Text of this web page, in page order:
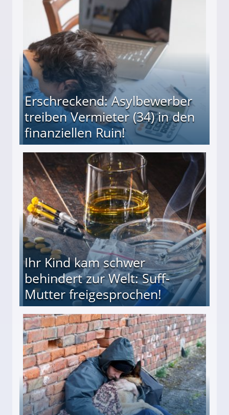
Erschreckend: Asylbewerber
treiben Vermieter (34) in den
finanziellen Ruin!
(34) in den finanziellen Ruin!
Ihr Kind kam schwer
behindert zur Welt: Suff-
Mutter freigesprochen!
Mutter freigesprochen!